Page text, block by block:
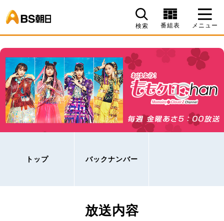
検索 番組表 メニュー
トップ バックナンバー
放送内容